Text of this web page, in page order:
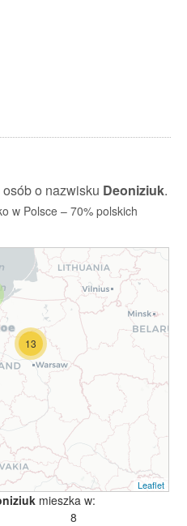
osób o nazwisku Deoniziuk.
w Polsce – 70% polskich
13
Leaflet
mieszka w:
8